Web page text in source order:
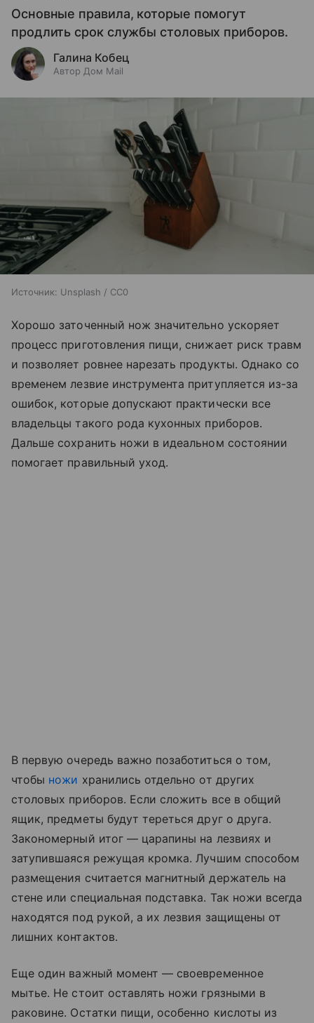
Основные правила, которые помогут
продлить срок службы столовых приборов.
Галина Кобец
Автор Дом Mail
Источник: Unsplash / CC0
Хорошо заточенный нож значительно ускоряет
процесс приготовления пищи, снижает риск травм
и позволяет ровнее нарезать продукты. Однако со
временем лезвие инструмента притупляется из-за
ошибок, которые допускают практически все
владельцы такого рода кухонных приборов.
Дальше сохранить ножи в идеальном состоянии
помогает правильный уход.
В первую очередь важно позаботиться о том,
чтобы ножи хранились отдельно от других
столовых приборов. Если сложить все в общий
ящик, предметы будут тереться друг о друга.
Закономерный итог — царапины на лезвиях и
затупившаяся режущая кромка. Лучшим способом
размещения считается магнитный держатель на
стене или специальная подставка. Так ножи всегда
находятся под рукой, а их лезвия защищены от
лишних контактов.
Еще один важный момент — своевременное
мытье. Не стоит оставлять ножи грязными в
раковине. Остатки пищи, особенно кислоты из